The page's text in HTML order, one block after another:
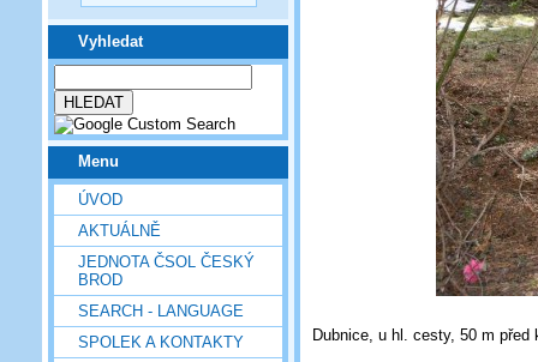
Vyhledat
Menu
ÚVOD
AKTUÁLNĚ
JEDNOTA ČSOL ČESKÝ
BROD
SEARCH - LANGUAGE
SPOLEK A KONTAKTY
Dubnice, u hl. cesty, 50 m